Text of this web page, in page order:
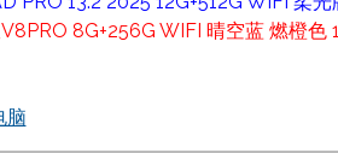
8G+256G WIFI 晴空蓝 燃橙色
脑